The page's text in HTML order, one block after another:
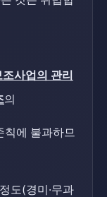
조사업의 관리
의
칙에 불과하므
도(경미·무과